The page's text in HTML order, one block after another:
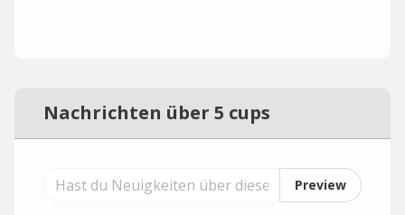
Nachrichten über 5 cups
Preview